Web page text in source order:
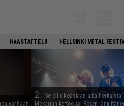
HAASTATTELU HELLSINKI METAL
vanhaan
2. ”Se oli oikeastaan aika
McKagan kertoo Axl Rosen